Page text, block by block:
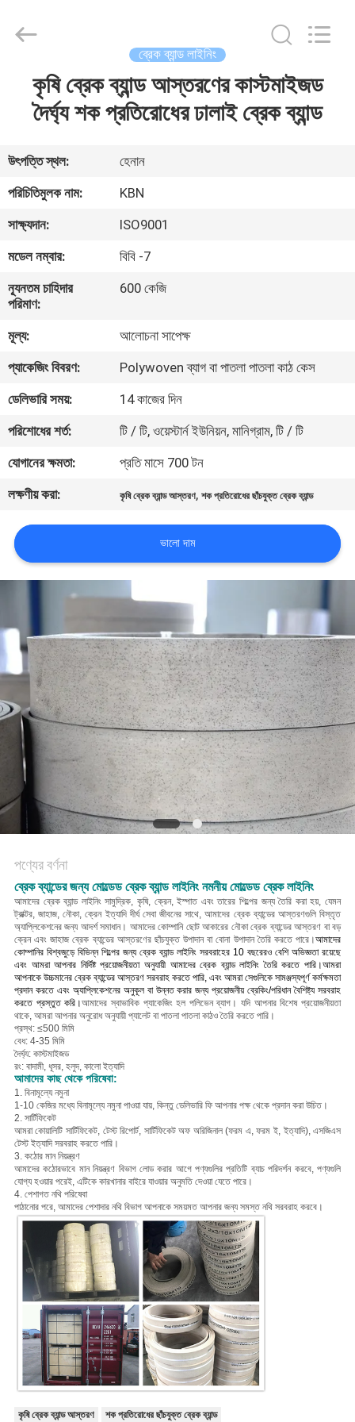
আমাদের
সম্পর্কে
কারখানা
ভ্রমণ
মান
নিয়ন্ত্রণ
যোগাযোগ
করুন
উদ্ধৃতির
জন্য
আবেদন
ম্যাপ
PRIVACY
POLICY
ব্রেক ব্যান্ড লাইনিং
কৃষি ব্রেক ব্যান্ড আস্তরণের কাস্টমাইজড
দৈর্ঘ্য শক প্রতিরোধের ঢালাই ব্রেক ব্যান্ড
উৎপত্তি স্থল:
হেনান
পরিচিতিমুলক নাম:
KBN
সাক্ষ্যদান:
ISO9001
মডেল নম্বার:
বিবি -7
ন্যূনতম চাহিদার
পরিমাণ:
600 কেজি
মূল্য:
আলোচনা সাপেক্ষ
প্যাকেজিং বিবরণ:
Polywoven ব্যাগ বা পাতলা পাতলা কাঠ কেস
ডেলিভারি সময়:
14 কাজের দিন
পরিশোধের শর্ত:
টি / টি, ওয়েস্টার্ন ইউনিয়ন, মানিগ্রাম, টি / টি
যোগানের ক্ষমতা:
প্রতি মাসে 700 টন
লক্ষণীয় করা:
কৃষি ব্রেক ব্যান্ড আস্তরণ,শক প্রতিরোধের ছাঁচযুক্ত ব্রেক ব্যান্ড
ভালো দাম
পণ্যের বর্ণনা
ব্রেক ব্যান্ডের জন্য মোল্ডেড ব্রেক ব্যান্ড লাইনিং নমনীয় মোল্ডেড ব্রেক লাইনিং
আমাদের ব্রেক ব্যান্ড লাইনিং সামুদ্রিক, কৃষি, ক্রেন, ইস্পাত এবং তারের শিল্পের জন্য তৈরি করা হয়, যেমন
ট্রাক্টর, জাহাজ, নৌকা, ক্রেন ইত্যাদি দীর্ঘ সেবা জীবনের সাথে, আমাদের ব্রেক ব্যান্ডের আস্তরণগুলি বিস্তৃত
অ্যাপ্লিকেশনের জন্য আদর্শ সমাধান। আমাদের কোম্পানি ছোট আকারের নৌকা ব্রেক ব্যান্ডের আস্তরণ বা বড়
ক্রেন এবং জাহাজ ব্রেক ব্যান্ডের আস্তরণের ছাঁচযুক্ত উপাদান বা বোনা উপাদান তৈরি করতে পারে।আমাদের
কোম্পানির বিশ্বজুড়ে বিভিন্ন শিল্পের জন্য ব্রেক ব্যান্ড লাইনিং সরবরাহের 10 বছরেরও বেশি অভিজ্ঞতা রয়েছে
এবং আমরা আপনার নির্দিষ্ট প্রয়োজনীয়তা অনুযায়ী আমাদের ব্রেক ব্যান্ড লাইনিং তৈরি করতে পারি।আমরা
আপনাকে উচ্চমানের ব্রেক ব্যান্ডের আস্তরণ সরবরাহ করতে পারি, এবং আমরা সেগুলিকে সামঞ্জস্যপূর্ণ কর্মক্ষমতা
প্রদান করতে এবং অ্যাপ্লিকেশনের অনুকূল বা উন্নত করার জন্য প্রয়োজনীয় ব্রেকিং/পরিধান বৈশিষ্ট্য সরবরাহ
করতে প্রস্তুত করি।আমাদের স্বাভাবিক প্যাকেজিং হল পলিভেন ব্যাগ।যদি আপনার বিশেষ প্রয়োজনীয়তা
থাকে, আমরা আপনার অনুরোধ অনুযায়ী প্যালেট বা পাতলা পাতলা কাঠও তৈরি করতে পারি।
প্রস্থ: ≤500 মিমি
বেধ: 4-35 মিমি
দৈর্ঘ্য: কাস্টমাইজড
রং: বাদামী, ধূসর, হলুদ, কালো ইত্যাদি
আমাদের কাছ থেকে পরিষেবা:
1. বিনামূল্যে নমুনা
1-10 কেজির মধ্যে বিনামূল্যে নমুনা পাওয়া যায়, কিন্তু ডেলিভারি ফি আপনার পক্ষ থেকে প্রদান করা উচিত।
2. সার্টিফিকেট
আমরা কোয়ালিটি সার্টিফিকেট, টেস্ট রিপোর্ট, সার্টিফিকেট অফ অরিজিনাল (ফরম এ, ফরম ই, ইত্যাদি), এসজিএস
টেস্ট ইত্যাদি সরবরাহ করতে পারি।
3. কঠোর মান নিয়ন্ত্রণ
আমাদের কঠোরভাবে মান নিয়ন্ত্রণ বিভাগ লোড করার আগে পণ্যগুলির প্রতিটি ব্যাচ পরিদর্শন করবে, পণ্যগুলি
যোগ্য হওয়ার পরেই, এটিকে কারখানার বাইরে যাওয়ার অনুমতি দেওয়া যেতে পারে।
4. পেশাগত নথি পরিষেবা
পাঠানোর পরে, আমাদের পেশাদার নথি বিভাগ আপনাকে সময়মত আপনার জন্য সমস্ত নথি সরবরাহ করবে।
কৃষি ব্রেক ব্যান্ড আস্তরণ শক প্রতিরোধের ছাঁচযুক্ত ব্রেক ব্যান্ড